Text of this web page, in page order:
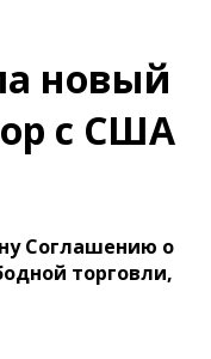
новый
с США
Соглашению о
торговли,